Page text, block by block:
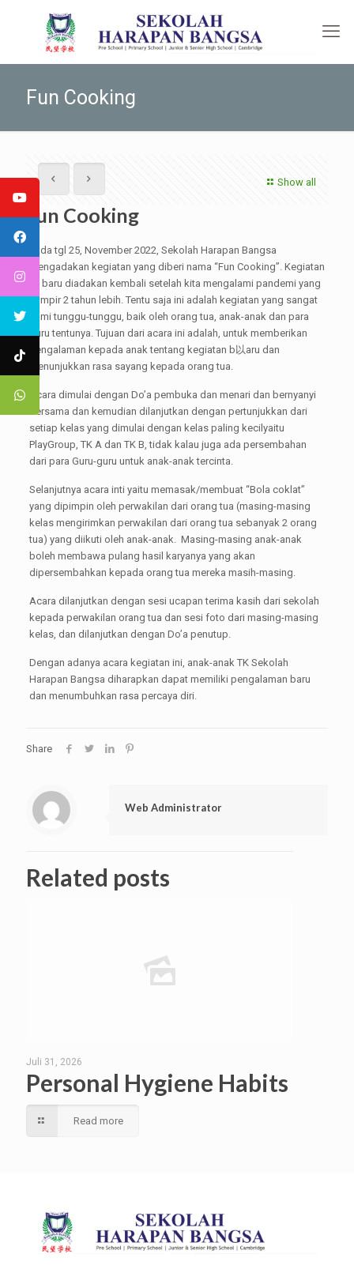
Fun Cooking
Show all
Fun Cooking
Pada tgl 25, November 2022, Sekolah Harapan Bangsa
mengadakan kegiatan yang diberi nama “Fun Cooking”. Kegiatan
ini baru diadakan kembali setelah kita mengalami pandemi yang
hampir 2 tahun lebih. Tentu saja ini adalah kegiatan yang sangat
kami tunggu-tunggu, baik oleh orang tua, anak-anak dan para
guru tentunya. Tujuan dari acara ini adalah, untuk memberikan
pengalaman kepada anak tentang kegiatan b以aru dan
menunjukkan rasa sayang kepada orang tua.
Acara dimulai dengan Do’a pembuka dan menari dan bernyanyi
bersama dan kemudian dilanjutkan dengan pertunjukkan dari
setiap kelas yang dimulai dengan kelas paling kecilyaitu
PlayGroup, TK A dan TK B, tidak kalau juga ada persembahan
dari para Guru-guru untuk anak-anak tercinta.
Selanjutnya acara inti yaitu memasak/membuat “Bola coklat”
yang dipimpin oleh perwakilan dari orang tua (masing-masing
kelas mengirimkan perwakilan dari orang tua sebanyak 2 orang
tua) yang diikuti oleh anak-anak. Masing-masing anak-anak
boleh membawa pulang hasil karyanya yang akan
dipersembahkan kepada orang tua mereka masih-masing.
Acara dilanjutkan dengan sesi ucapan terima kasih dari sekolah
kepada perwakilan orang tua dan sesi foto dari masing-masing
kelas, dan dilanjutkan dengan Do’a penutup.
Dengan adanya acara kegiatan ini, anak-anak TK Sekolah
Harapan Bangsa diharapkan dapat memiliki pengalaman baru
dan menumbuhkan rasa percaya diri.
Share
Web Administrator
Related posts
Juli 31, 2026
Personal Hygiene Habits
Read more